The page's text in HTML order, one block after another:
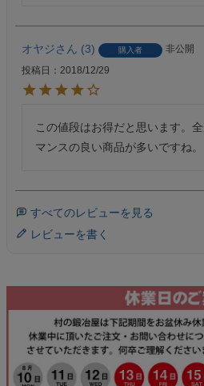
オヤジ 3 購入者
非公開
投稿日
2018/12/29
この値段はお得だと思います。
マンスの良い商品が多いですね。
すべてのレビューを見る
レビューを書く